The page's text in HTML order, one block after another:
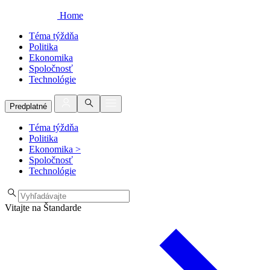
Home
Téma týždňa
Politika
Ekonomika
Spoločnosť
Technológie
Predplatné
Téma týždňa
Politika
Ekonomika >
Spoločnosť
Technológie
Vitajte na Štandarde